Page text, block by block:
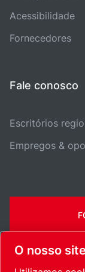
Acessibilidade
Fornecedores
Fale conosco
Escritórios
Empregos &
O nosso